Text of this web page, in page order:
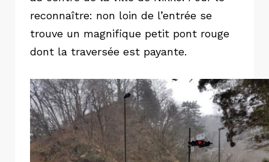
reconnaître: non loin de l’entrée se
trouve un magnifique petit pont rouge
dont la traversée est payante.